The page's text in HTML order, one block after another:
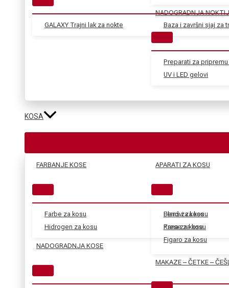
GALAXY Trajni lak za nokte Baza i završni sjaj za
NADOGRADNJA
Preparati za pripremu
UV i LED gelovi
KOSA
FARBANJE KOSE
Farbe za kosu
Hidrogen za kosu
Blanš za kosu
Kana za kosu
NADOGRADNJA KOSE
APARATI ZA KOSU
Fenovi za kosu
Prese za kosu
Figaro za kosu
MAKAZE – ČETKE –